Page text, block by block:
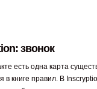
звонок
есть одна карта
в книге правил. В